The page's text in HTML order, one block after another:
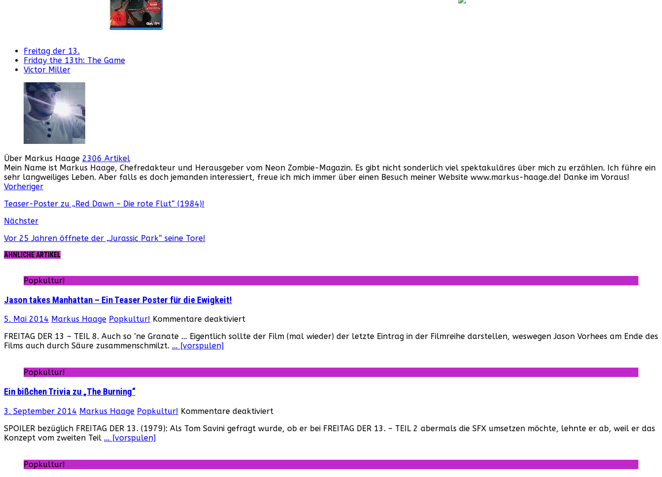
Freitag der 13.
Friday the 13th: The Game
Victor Miller
Über Markus Haage 2306 Artikel
Mein Name ist Markus Haage, Chefredakteur und Herausgeber vom Neon Zombie-Magazin. Es gibt nicht sonderlich viel spektakuläres über mich zu erzählen. Ich führe ein
sehr langweiliges Leben. Aber falls es doch jemanden interessiert, freue ich mich immer über einen Besuch meiner Website www.markus-haage.de! Danke im Voraus!
Webseite
Facebook
Instagram
YouTube
Vorheriger
Teaser-Poster zu „Red Dawn – Die rote Flut“ (1984)!
Nächster
Vor 25 Jahren öffnete der „Jurassic Park“ seine Tore!
ÄHNLICHE ARTIKEL
Popkultur!
Jason takes Manhattan – Ein Teaser Poster für die Ewigkeit!
5. Mai 2014 Markus Haage Popkultur! Kommentare deaktiviertfür
takes
Ein
Teaser
Ewigkeit!
FREITAG DER 13 – TEIL 8. Auch so ’ne Granate … Eigentlich sollte der Film (mal wieder) der letzte Eintrag in der Filmreihe darstellen, weswegen Jason Vorhees am Ende des
Films auch durch Säure zusammenschmilzt. … [vorspulen]
Popkultur!
Ein bißchen Trivia zu „The Burning“
3. September 2014 Markus Haage Popkultur! Kommentare deaktiviert
bißchen
SPOILER bezüglich FREITAG DER 13. (1979): Als Tom Savini gefragt wurde, ob er bei FREITAG DER 13. – TEIL 2 abermals die SFX umsetzen möchte, lehnte er ab, weil er das
Konzept vom zweiten Teil … [vorspulen]
Popkultur!